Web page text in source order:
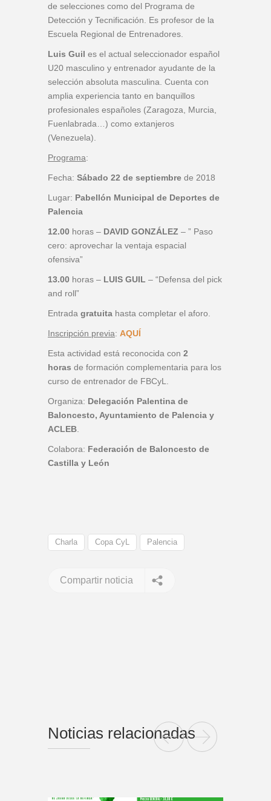
de selecciones como del Programa de
Detección y Tecnificación. Es profesor de la
Escuela Regional de Entrenadores.
Luis Guil es el actual seleccionador español
U20 masculino y entrenador ayudante de la
selección absoluta masculina. Cuenta con
amplia experiencia tanto en banquillos
profesionales españoles (Zaragoza, Murcia,
Fuenlabrada…) como extanjeros
(Venezuela).
Programa:
Fecha: Sábado 22 de septiembre de 2018
Lugar: Pabellón Municipal de Deportes de
Palencia
12.00 horas – DAVID GONZÁLEZ – ” Paso
cero: aprovechar la ventaja espacial
ofensiva”
13.00 horas – LUIS GUIL – “Defensa del pick
and roll”
Entrada gratuita hasta completar el aforo.
Inscripción previa: AQUÍ
Esta actividad está reconocida con 2
horas de formación complementaria para los
curso de entrenador de FBCyL.
Organiza: Delegación Palentina de
Baloncesto, Ayuntamiento de Palencia y
ACLEB
Colabora: Federación de Baloncesto de
Castilla y León
Charla Copa CyL Palencia
Compartir noticia
Noticias relacionadas